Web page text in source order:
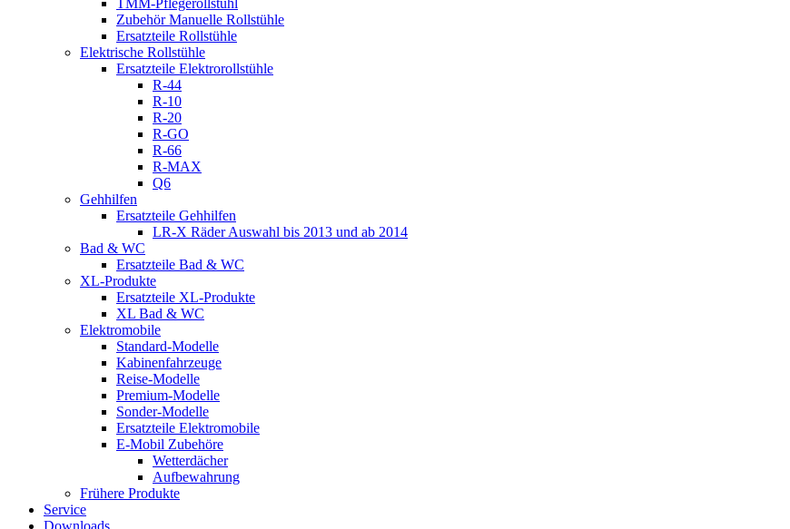
TMM-Pflegerollstuhl
Zubehör Manuelle Rollstühle
Ersatzteile Rollstühle
Elektrische Rollstühle
Ersatzteile Elektrorollstühle
R-44
R-10
R-20
R-GO
R-66
R-MAX
Q6
Gehhilfen
Ersatzteile Gehhilfen
LR-X Räder Auswahl bis 2013 und ab 2014
Bad & WC
Ersatzteile Bad & WC
XL-Produkte
Ersatzteile XL-Produkte
XL Bad & WC
Elektromobile
Standard-Modelle
Kabinenfahrzeuge
Reise-Modelle
Premium-Modelle
Sonder-Modelle
Ersatzteile Elektromobile
E-Mobil Zubehöre
Wetterdächer
Aufbewahrung
Frühere Produkte
Service
Downloads